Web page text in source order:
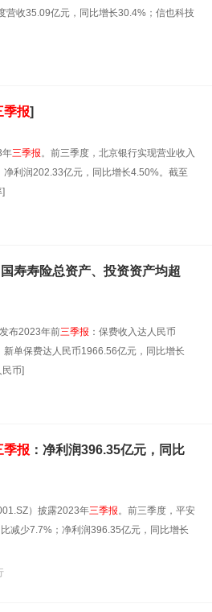
营收35.09亿元，同比增长30.4%；信也科技
季报]
年三季报。前三季度，北京银行实现营业收入
利润202.33亿元，同比增长4.50%。截至
]
寿寿险总资产、投资资产均超
布2023年前三季报 ：保费收入达人民币
单保费达人民币1966.56亿元，同比增长
民币]
季报 ：净利润396.35亿元，同比
）披露2023年三季报。前三季度，平安
减少7.7%；净利润396.35亿元，同比增长